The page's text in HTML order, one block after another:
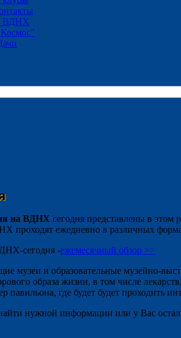
ВДНХ
на ВДНХ сегодня представлены в этом
проходят ежедневно в различных
сегодня -ежемесячный обзор >>
музеи и образовательные музейно-
образа жизни, в том числе
павильона, где будет будет проходить
нужной информации или у Вас